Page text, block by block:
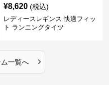
¥8,620 (税込)
レディースレギンス 快適フィッ
ト ランニングタイツ
一覧へ ›